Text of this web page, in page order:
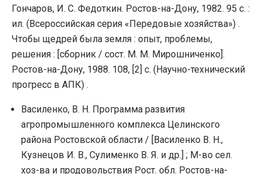
Гончаров, И. С. Федоткин. Ростов-на-Дону, 1982. 95 с. :
ил. (Всероссийская серия «Передовые хозяйства») .
Чтобы щедрей была земля : опыт, проблемы,
решения : [сборник / сост. М. М. Мирошниченко].
Ростов-на-Дону, 1988. 108, [2] с. (Научно-технический
прогресс в АПК) .
Василенко, В. Н. Программа развития
агропромышленного комплекса Целинского
района Ростовской области / [Василенко В. Н.,
Кузнецов И. В., Сулименко В. Я. и др.] ; М-во сел.
хоз-ва и продовольствия Рост. обл. Ростов-на-